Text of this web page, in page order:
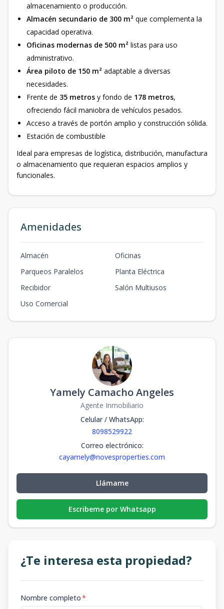
almacenamiento o producción.
Almacén secundario de 300 m² que complementa la
capacidad operativa.
Oficinas modernas de 500 m² listas para uso
administrativo.
Área piloto de 150 m² adaptable a diversas
necesidades.
Frente de 35 metros y fondo de 178 metros,
ofreciendo fácil maniobra de vehículos pesados.
Acceso a través de portón amplio y construcción sólida.
Estación de combustible
Ideal para empresas de logística, distribución, manufactura
o almacenamiento que requieran espacios amplios y
funcionales.
Amenidades
Almacén
Oficinas
Parqueos Paralelos
Planta Eléctrica
Recibidor
Salón Multiusos
Uso Comercial
Yamely Camacho Angeles
Agente Inmobiliario
Celular / WhatsApp:
8098529922
Correo electrónico:
cayamely@novesproperties.com
Llámame
Escribeme por Whatsapp
¿Te interesa esta propiedad?
Nombre completo*